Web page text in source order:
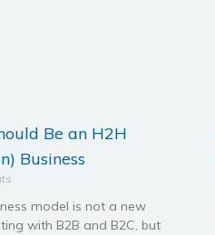
Be an H2H
Business
model is not a new
with B2B and B2C, but